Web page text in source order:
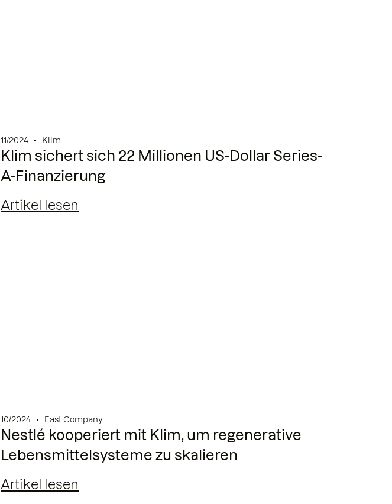
11/2024 Klim
Klim sichert sich 22 Millionen US-Dollar Series-
A-Finanzierung
Artikel lesen
10/2024 Fast Company
Nestlé kooperiert mit Klim, um regenerative
Lebensmittelsysteme zu skalieren
Artikel lesen